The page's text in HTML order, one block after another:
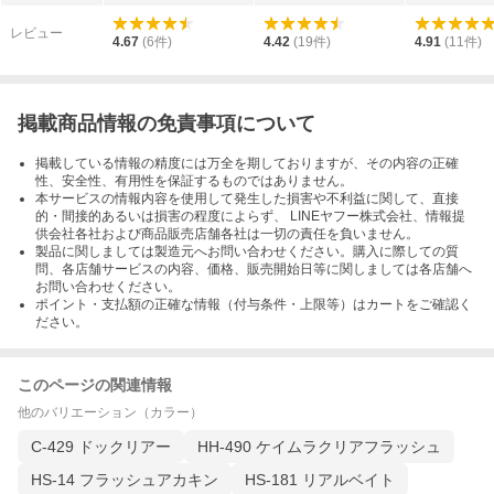
レビュー
4.67 (6件) 4.42 (19件) 4.91 (11件)
掲載商品情報の免責事項について
掲載している情報の精度には万全を期しておりますが、その内容の正確
性、安全性、有用性を保証するものではありません。
本サービスの情報内容を使用して発生した損害や不利益に関して、直接
的・間接的あるいは損害の程度によらず、 LINEヤフー株式会社、情報提
供会社各社および商品販売店舗各社は一切の責任を負いません。
製品に関しましては製造元へお問い合わせください。購入に際しての質
問、各店舗サービスの内容、価格、販売開始日等に関しましては各店舗へ
お問い合わせください。
ポイント・支払額の正確な情報（付与条件・上限等）はカートをご確認く
ださい。
このページの関連情報
他のバリエーション（カラー）
C-429 ドックリアー
HH-490 ケイムラクリアフラッシュ
HS-14 フラッシュアカキン
HS-181 リアルベイト